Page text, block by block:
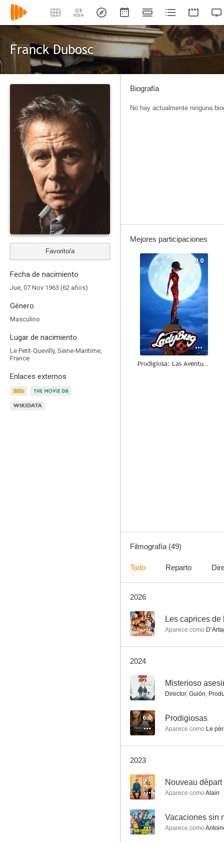
Franck Dubosc
Favorito/a
Fecha de nacimiento
Jue, 07 Nov 1963 (62 años)
Género
Masculino
Lugar de nacimiento
Le Petit-Quevilly, Seine-Maritime,
France
Enlaces externos
Biografía
No hay actualmente ninguna
Mejores participaciones
9.0
Prodigiosa: Las Aventuras de Ladybug
7.0
¡Felices 50!
6.7
Filmografía (49)
Todo Reparto
2026
-- Les caprices
Aparece como
2024
6.4
Director, Guión,
6.0 Prodigiosas
Aparece como Le
2023
7.5 Nouveau départ
Aparece como Alain
7.0 Vacaciones sin
Aparece como